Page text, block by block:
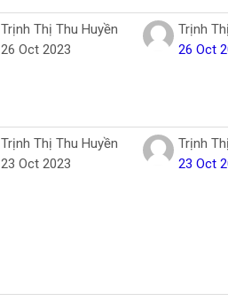
Trịnh Thị Thu Huyền
26 Oct 2023
Trịnh
26 Oct
Trịnh Thị Thu Huyền
23 Oct 2023
Trịnh
23 Oct